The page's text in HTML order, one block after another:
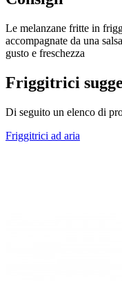
Le melanzane fritte in
accompagnate da una
gusto e freschezza
Friggitrici
Di seguito un elenco di
Friggitrici ad aria